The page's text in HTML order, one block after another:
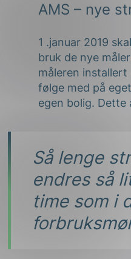
AMS – nye
1 .januar 2019
bruk de nye
måleren installert
følge med på
egen bolig.
Så lenge
endres så
time som i